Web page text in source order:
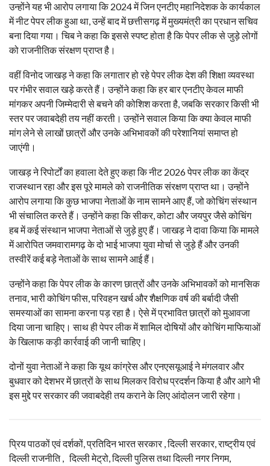
उन्होंने यह भी आरोप लगाया कि 2024 में जिन एनटीए महानिदेशक के कार्यकाल
में नीट पेपर लीक हुआ था, उन्हें बाद में छत्तीसगढ़ में मुख्यमंत्री का प्रधान सचिव
बना दिया गया। चिब ने कहा कि इससे स्पष्ट होता है कि पेपर लीक से जुड़े लोगों
को राजनीतिक संरक्षण प्राप्त है।
वहीं विनोद जाखड़ ने कहा कि लगातार हो रहे पेपर लीक देश की शिक्षा व्यवस्था
पर गंभीर सवाल खड़े करते हैं। उन्होंने कहा कि हर बार एनटीए केवल माफी
मांगकर अपनी जिम्मेदारी से बचने की कोशिश करता है, जबकि सरकार किसी भी
स्तर पर जवाबदेही तय नहीं करती। उन्होंने सवाल किया कि क्या केवल माफी
मांग लेने से लाखों छात्रों और उनके अभिभावकों की परेशानियां समाप्त हो
जाएंगी।
जाखड़ ने रिपोर्टों का हवाला देते हुए कहा कि नीट 2026 पेपर लीक का केंद्र
राजस्थान रहा और इस पूरे मामले को राजनीतिक संरक्षण प्राप्त था। उन्होंने
आरोप लगाया कि कुछ भाजपा नेताओं के नाम सामने आए हैं, जो कोचिंग संस्थान
भी संचालित करते हैं। उन्होंने कहा कि सीकर, कोटा और जयपुर जैसे कोचिंग
हब में कई संस्थान भाजपा नेताओं से जुड़े हुए हैं। जाखड़ ने दावा किया कि मामले
में आरोपित जमवारामगढ़ के दो भाई भाजपा युवा मोर्चा से जुड़े हैं और उनकी
तस्वीरें कई बड़े नेताओं के साथ सामने आई हैं।
उन्होंने कहा कि पेपर लीक के कारण छात्रों और उनके अभिभावकों को मानसिक
तनाव, भारी कोचिंग फीस, परिवहन खर्च और शैक्षणिक वर्ष की बर्बादी जैसी
समस्याओं का सामना करना पड़ रहा है। ऐसे में प्रभावित छात्रों को मुआवजा
दिया जाना चाहिए। साथ ही पेपर लीक में शामिल दोषियों और कोचिंग माफियाओं
के खिलाफ कड़ी कार्रवाई की जानी चाहिए।
दोनों युवा नेताओं ने कहा कि यूथ कांग्रेस और एनएसयूआई ने मंगलवार और
बुधवार को देशभर में छात्रों के साथ मिलकर विरोध प्रदर्शन किया है और आगे भी
इस मुद्दे पर सरकार की जवाबदेही तय कराने के लिए आंदोलन जारी रहेगा।
प्रिय पाठकों एवं दर्शकों, प्रतिदिन भारत सरकार , दिल्ली सरकार, राष्ट्रीय एवं
दिल्ली राजनीति , दिल्ली मेट्रो, दिल्ली पुलिस तथा दिल्ली नगर निगम,